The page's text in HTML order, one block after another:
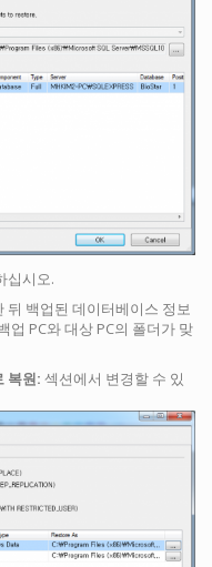
십시오.
뒤 백업된 데이터베이스 정보
업 PC와 대상 PC의 폴더가 맞
복원: 섹션에서 변경할 수 있